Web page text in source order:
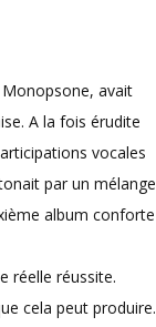
avait
A la fois érudite
vocales
par un mélange
album conforte
réelle réussite.
cela peut produire.